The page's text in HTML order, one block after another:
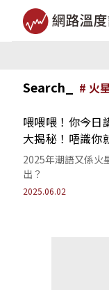
Search_ # 火
喂喂喂！你今日
大揭秘！唔識你
2025年潮語又係火
出？
2025.06.02